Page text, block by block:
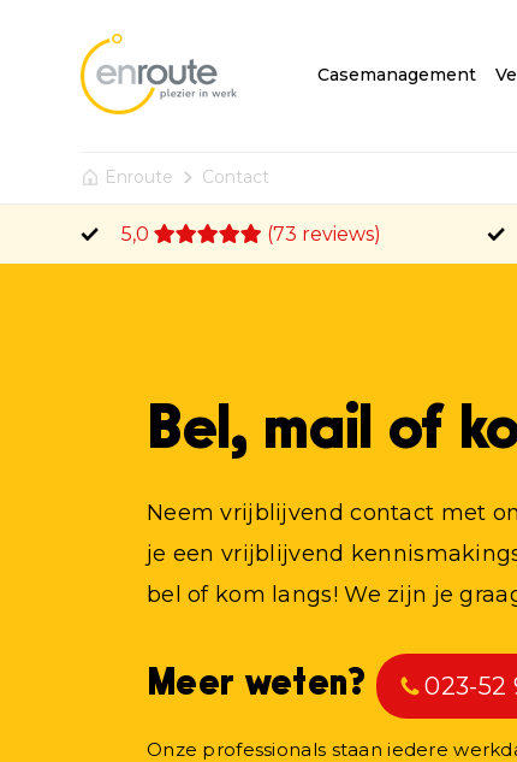
Casemanagement
Enroute Contact
5,0 (73 reviews)
Bel, mail of
Neem vrijblijvend contact met
je een vrijblijvend
bel of kom langs! We zijn je
Meer weten? 023-52
Onze professionals staan iedere